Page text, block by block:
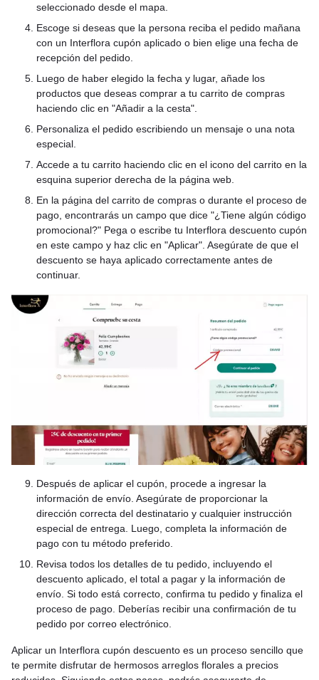
seleccionado desde el mapa.
Escoge si deseas que la persona reciba el pedido mañana
con un Interflora cupón aplicado o bien elige una fecha de
recepción del pedido.
Luego de haber elegido la fecha y lugar, añade los
productos que deseas comprar a tu carrito de compras
haciendo clic en "Añadir a la cesta".
Personaliza el pedido escribiendo un mensaje o una nota
especial.
Accede a tu carrito haciendo clic en el icono del carrito en la
esquina superior derecha de la página web.
En la página del carrito de compras o durante el proceso de
pago, encontrarás un campo que dice "¿Tiene algún código
promocional?" Pega o escribe tu Interflora descuento cupón
en este campo y haz clic en "Aplicar". Asegúrate de que el
descuento se haya aplicado correctamente antes de
continuar.
Después de aplicar el cupón, procede a ingresar la
información de envío. Asegúrate de proporcionar la
dirección correcta del destinatario y cualquier instrucción
especial de entrega. Luego, completa la información de
pago con tu método preferido.
Revisa todos los detalles de tu pedido, incluyendo el
descuento aplicado, el total a pagar y la información de
envío. Si todo está correcto, confirma tu pedido y finaliza el
proceso de pago. Deberías recibir una confirmación de tu
pedido por correo electrónico.
Aplicar un Interflora cupón descuento es un proceso sencillo que
te permite disfrutar de hermosos arreglos florales a precios